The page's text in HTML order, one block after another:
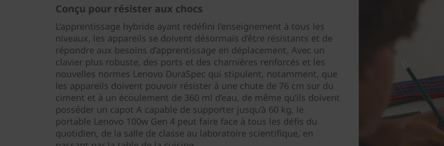
Conçu pour résister aux chocs
L’apprentissage hybride ayant redéfini l’enseignement à tous les
niveaux, les appareils se doivent désormais d’être résistants et de
répondre aux besoins d’apprentissage en déplacement. Avec un
clavier plus robuste, des ports et des charnières renforcés et les
nouvelles normes Lenovo DuraSpec qui stipulent, notamment, que
les appareils doivent pouvoir résister à une chute de 76 cm sur du
ciment et à un écoulement de 360 ml d’eau, de même qu’ils doivent
posséder un capot A capable de supporter jusqu’à 60 kg, le
portable Lenovo 100w Gen 4 peut faire face à tous les défis du
quotidien, de la salle de classe au laboratoire scientifique, en